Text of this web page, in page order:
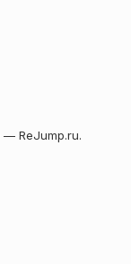
ReJump.ru.